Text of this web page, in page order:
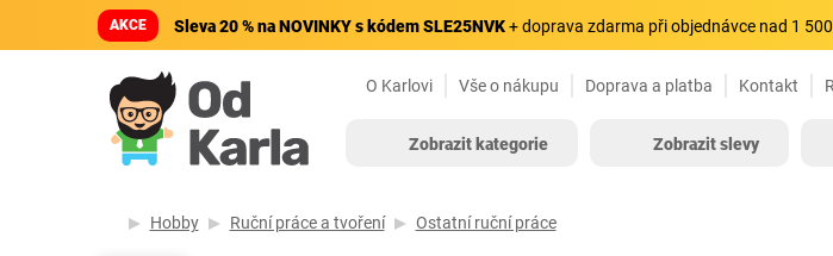
AKCE Sleva 20 % na NOVINKY s kódem SLE25NVK+ doprava zdarma při objednávce nad 1
O Karlovi Vše o nákupu Doprava a platba Kontakt
Zobrazit kategorie Zobrazit slevy
Hobby Ruční práce a tvoření Ostatní ruční práce